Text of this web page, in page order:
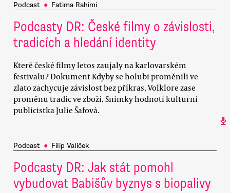
Podcast ● Fatima Rahimi
Podcasty DR: České filmy o závislosti,
tradicích a hledání identity
Které české filmy letos zaujaly na karlovarském
festivalu? Dokument Kdyby se holubi proměnili ve
zlato zachycuje závislost bez příkras, Volklore zase
proměnu tradic ve zboží. Snímky hodnotí kulturní
publicistka Julie Šafová.
Podcast ● Filip Valíček
Podcasty DR: Jak stát pomohl
vybudovat Babišův byznys s biopalivy